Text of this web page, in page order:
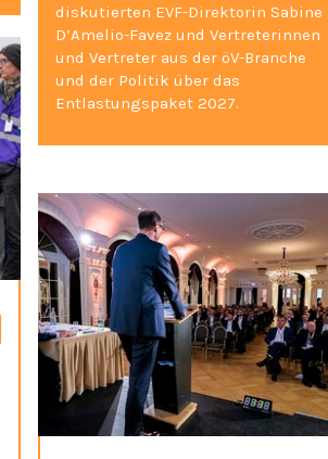
diskutierten EVF-Direktorin Sabine
D’Amelio-Favez und Vertreterinnen
und Vertreter aus der öV-Branche
und der Politik über das
Entlastungspaket 2027.